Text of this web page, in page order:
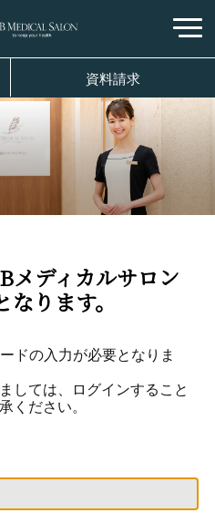
資料請求
メディカルサロン
ります。
ドの入力が必要となりま
しては、ログインすること
ください。